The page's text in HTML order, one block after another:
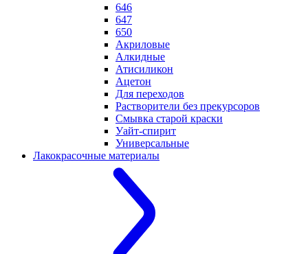
646
647
650
Акриловые
Алкидные
Атисиликон
Ацетон
Для переходов
Растворители без прекурсоров
Смывка старой краски
Уайт-спирит
Универсальные
Лакокрасочные материалы